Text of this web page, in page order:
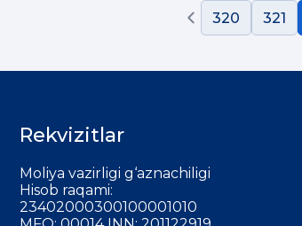
320 321
Rekvizitlar
Moliya vazirligi g‘aznachiligi
Hisob raqami:
23402000300100001010